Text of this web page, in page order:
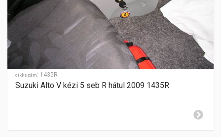
SEBESSÉGFOKOZATOK
HÁTRAMENET
hátul
GYÁRTÁSI ÉV
2006-2014
cikkszám: 1435R
Suzuki Alto V kézi 5 seb R hátul 2009 1435R